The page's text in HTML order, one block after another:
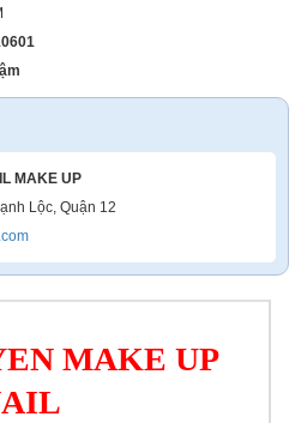
MAKE UP
Lộc, Quận 12
MAKE UP